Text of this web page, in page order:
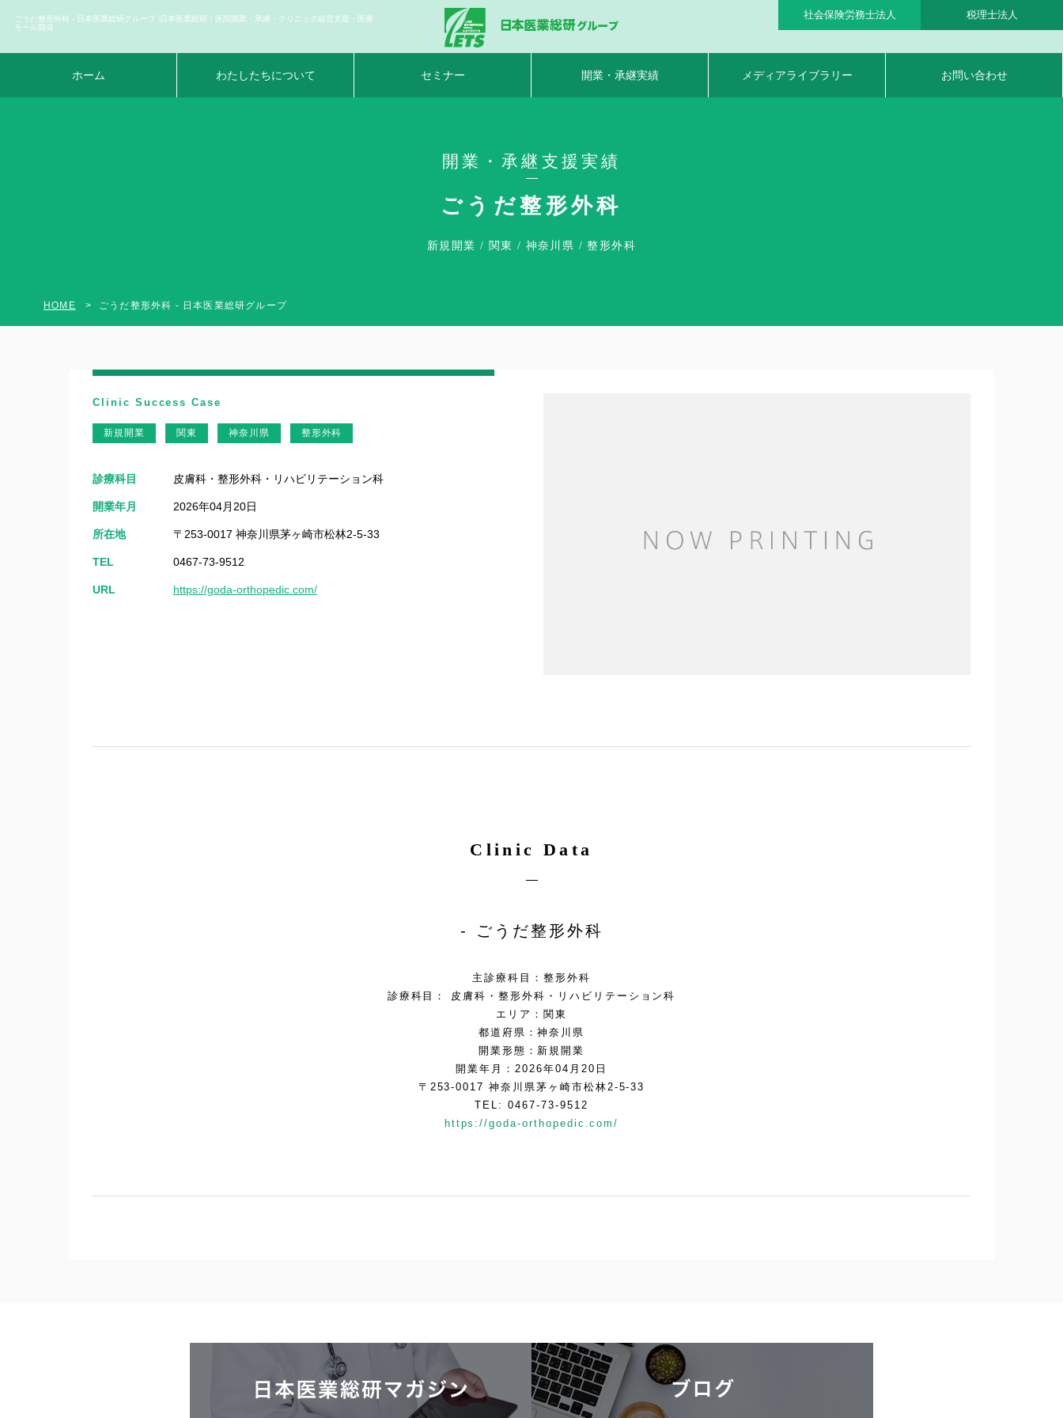
ごうだ整形外科 - 日本医業総研グループ |日本医業総研｜医院開業・承継・クリニック経営支援・医療
モール開発
社会保険労務士法人 税理士法人
ホーム わたしたちについて セミナー 開業・承継実績 メディアライブラリー お問い合わせ
開業・承継支援実績
ごうだ整形外科
新規開業 / 関東 / 神奈川県 / 整形外科
HOME ごうだ整形外科 - 日本医業総研グループ
Clinic Success Case
新規開業 関東 神奈川県 整形外科
診療科目 皮膚科・整形外科・リハビリテーション科
開業年月 2026年04月20日
所在地 〒253-0017 神奈川県茅ヶ崎市松林2-5-33
TEL 0467-73-9512
URL https://goda-orthopedic.com/
Clinic Data
ごうだ整形外科
主診療科目：整形外科
診療科目： 皮膚科・整形外科・リハビリテーション科
エリア：関東
都道府県：神奈川県
開業形態：新規開業
開業年月：2026年04月20日
〒253-0017 神奈川県茅ヶ崎市松林2-5-33
TEL: 0467-73-9512
https://goda-orthopedic.com/